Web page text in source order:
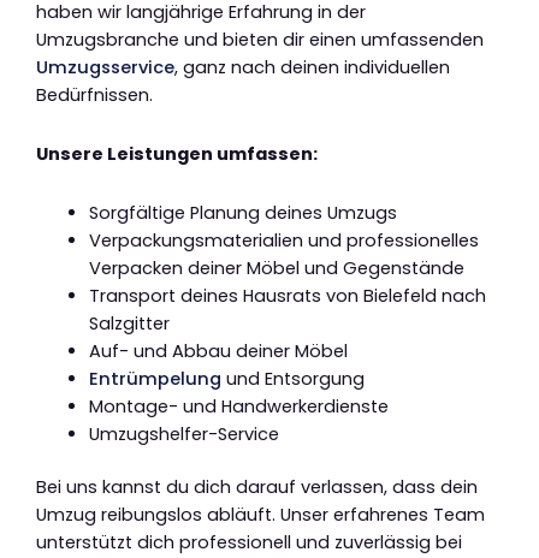
haben wir langjährige Erfahrung in der
Umzugsbranche und bieten dir einen umfassenden
Umzugsservice, ganz nach deinen individuellen
Bedürfnissen.
Unsere Leistungen umfassen:
Sorgfältige Planung deines Umzugs
Verpackungsmaterialien und professionelles
Verpacken deiner Möbel und Gegenstände
Transport deines Hausrats von Bielefeld nach
Salzgitter
Auf- und Abbau deiner Möbel
Entrümpelung und Entsorgung
Montage- und Handwerkerdienste
Umzugshelfer-Service
Bei uns kannst du dich darauf verlassen, dass dein
Umzug reibungslos abläuft. Unser erfahrenes Team
unterstützt dich professionell und zuverlässig bei